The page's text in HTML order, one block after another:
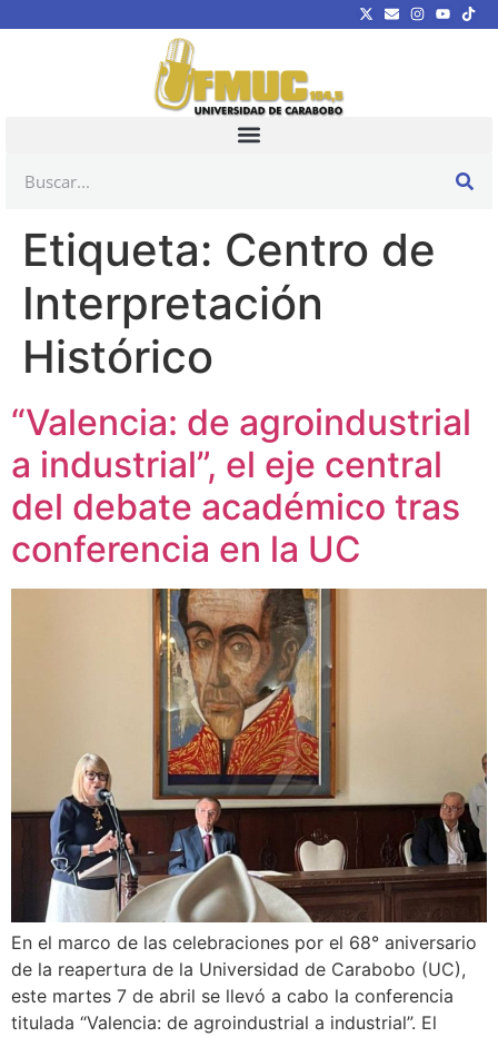
Etiqueta: Centro de
Interpretación
Histórico
“Valencia: de agroindustrial
a industrial”, el eje central
del debate académico tras
conferencia en la UC
En el marco de las celebraciones por el 68° aniversario
de la reapertura de la Universidad de Carabobo (UC),
este martes 7 de abril se llevó a cabo la conferencia
titulada “Valencia: de agroindustrial a industrial”. El